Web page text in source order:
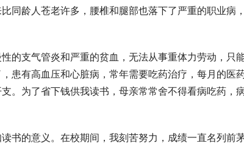
同龄人苍老许多，腰椎和腿部也落下了严重的职业病
的支气管炎和严重的贫血，无法从事重体力劳动，只
患有高血压和心脏病，常年需要吃药治疗，每月的医
。为了省下钱供我读书，母亲常常舍不得看病吃药，
书的意义。在校期间，我刻苦努力，成绩一直名列前